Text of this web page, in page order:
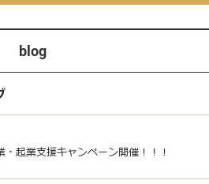
blog
・起業支援キャンペーン開催！！！